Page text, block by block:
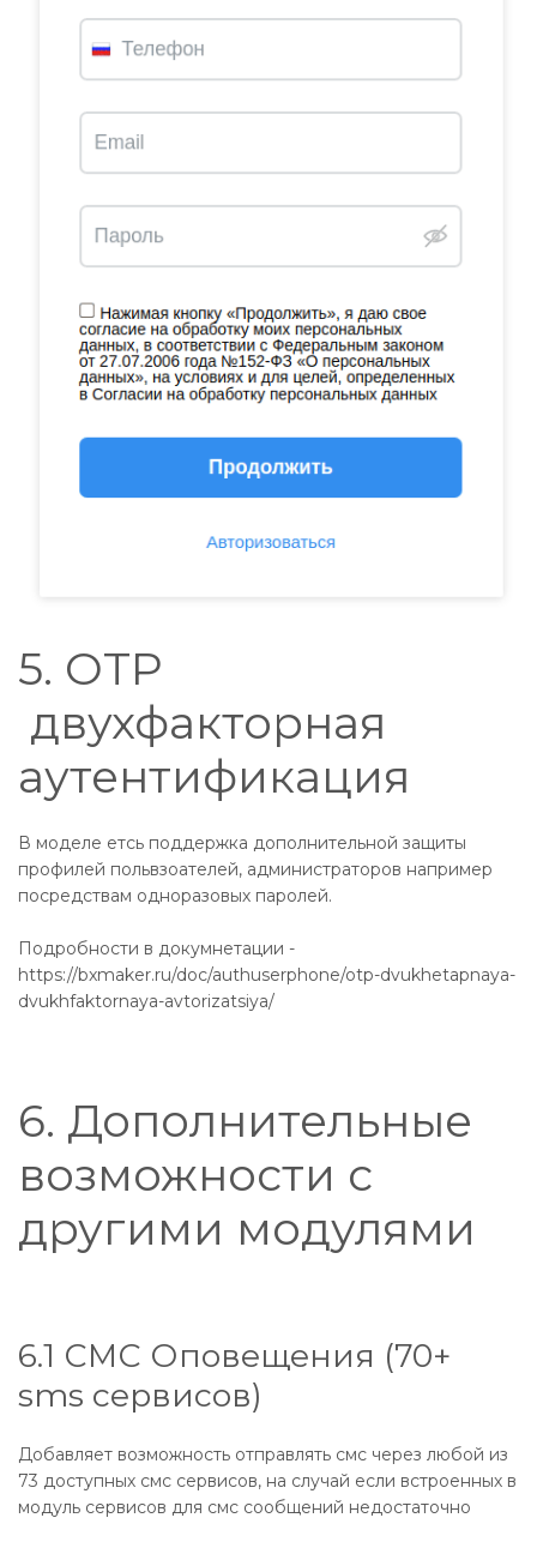
5. OTP
двухфакторная
аутентификация
В моделе етсь поддержка дополнительной защиты
профилей польвзоателей, администраторов например
посредствам одноразовых паролей.
Подробности в докумнетации -
https://bxmaker.ru/doc/authuserphone/otp-dvukhetapnaya-
dvukhfaktornaya-avtorizatsiya/
6. Дополнительные
возможности с
другими модулями
6.1 СМС Оповещения (70+
sms сервисов)
Добавляет возможность отправлять смс через любой из
73 доступных смс сервисов, на случай если встроенных в
модуль сервисов для смс сообщений недостаточно